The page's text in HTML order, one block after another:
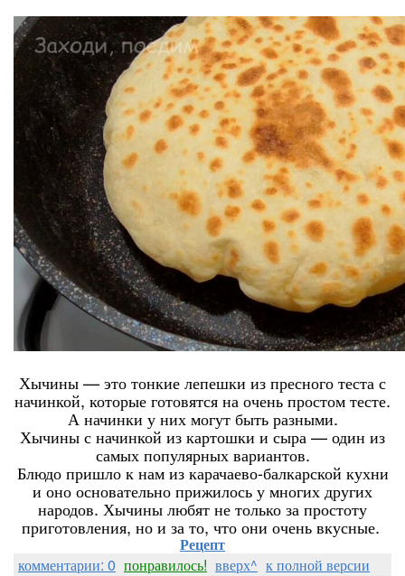
Хычины — это тонкие лепешки из пресного теста с
начинкой, которые готовятся на очень простом тесте.
А начинки у них могут быть разными.
Хычины с начинкой из картошки и сыра — один из
самых популярных вариантов.
Блюдо пришло к нам из карачаево-балкарской кухни
и оно основательно прижилось у многих других
народов. Хычины любят не только за простоту
приготовления, но и за то, что они очень вкусные.
Рецепт
комментарии: 0 понравилось! вверх^ к полной версии